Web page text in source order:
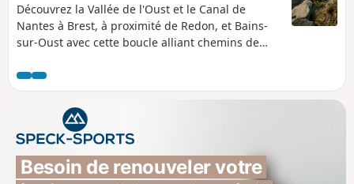
Découvrez la Vallée de l'Oust et le Canal de
Nantes à Brest, à proximité de Redon, et Bains-
sur-Oust avec cette boucle alliant chemins de
communales.Quelques points hauts vous
donneront une vue magnifique sur l'île aux Pies
et la Vallée de l'Oust.
Besoin de renouveler votre